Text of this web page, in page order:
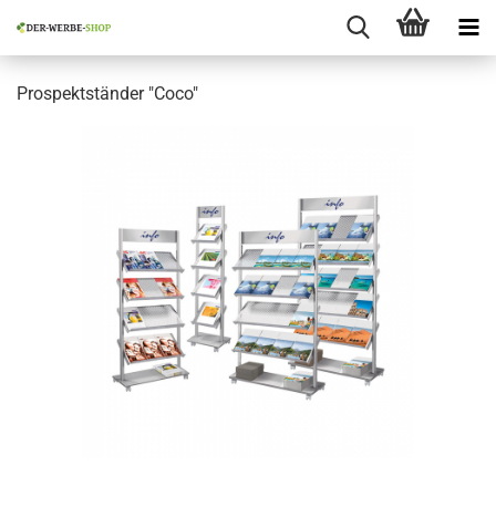
Prospektständer "Coco"